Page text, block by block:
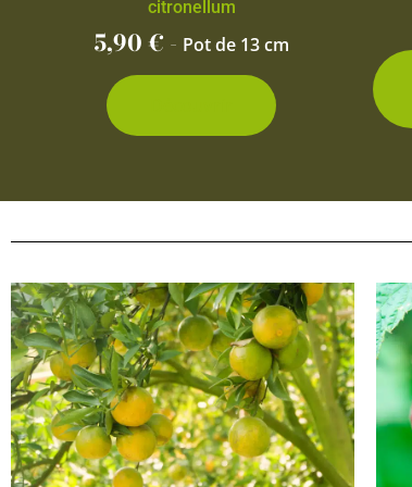
citronellum
5,90€ - Pot de 13 cm